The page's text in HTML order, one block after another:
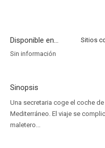
Disponible en...
Sin información
Sinopsis
Una secretaria coge el coche
Mediterráneo. El viaje se
maletero...